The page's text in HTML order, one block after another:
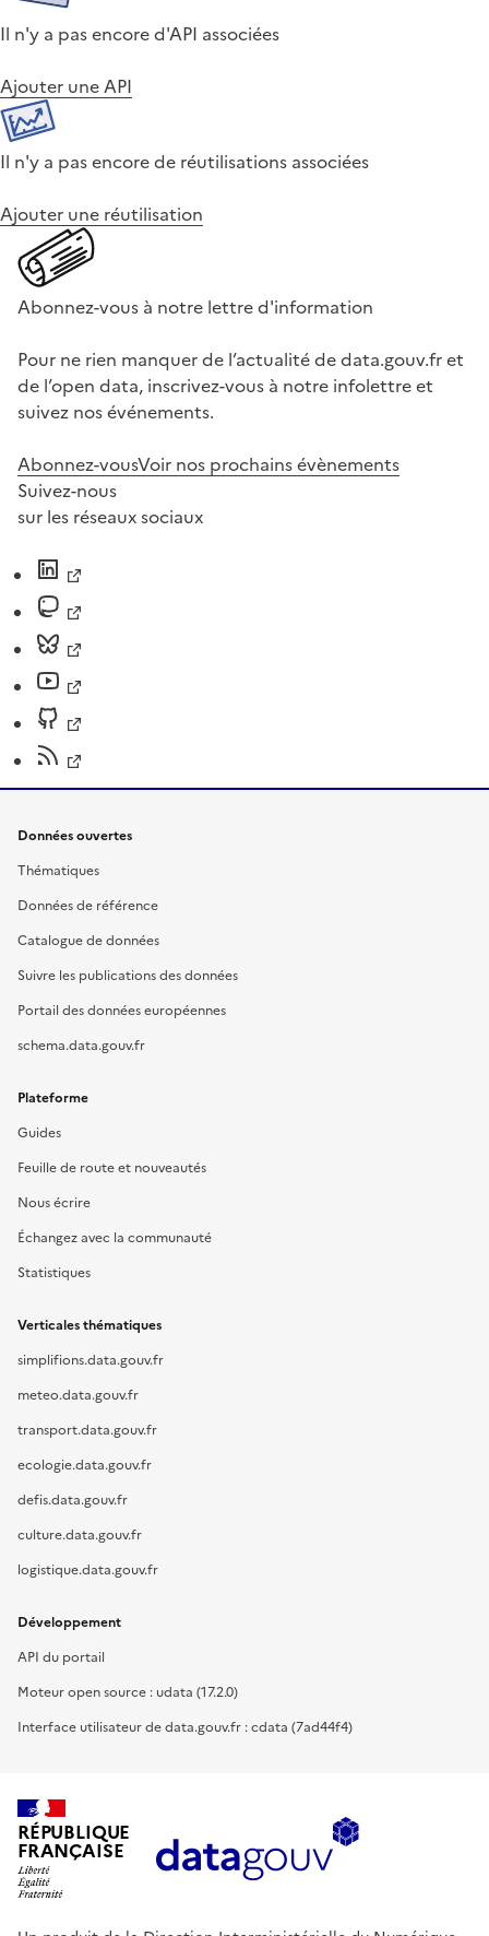
Il n'y a pas encore d'API associées
Ajouter une API
Il n'y a pas encore de réutilisations associées
Ajouter une réutilisation
Abonnez-vous à notre lettre d'information
Pour ne rien manquer de l’actualité de data.gouv.fr et
de l’open data, inscrivez-vous à notre infolettre et
suivez nos événements.
Abonnez-vousVoir nos prochains évènements
Suivez-nous
sur les réseaux sociaux
Données ouvertes
Thématiques
Données de référence
Catalogue de données
Suivre les publications des données
Portail des données européennes
schema.data.gouv.fr
Plateforme
Guides
Feuille de route et nouveautés
Nous écrire
Échangez avec la communauté
Statistiques
Verticales thématiques
simplifions.data.gouv.fr
meteo.data.gouv.fr
transport.data.gouv.fr
ecologie.data.gouv.fr
defis.data.gouv.fr
culture.data.gouv.fr
logistique.data.gouv.fr
Développement
API du portail
Moteur open source : udata (17.2.0)
Interface utilisateur de data.gouv.fr : cdata (7ad44f4)
RÉPUBLIQUE
FRANÇAISE